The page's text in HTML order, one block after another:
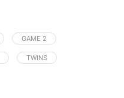
GAME 2
TWINS